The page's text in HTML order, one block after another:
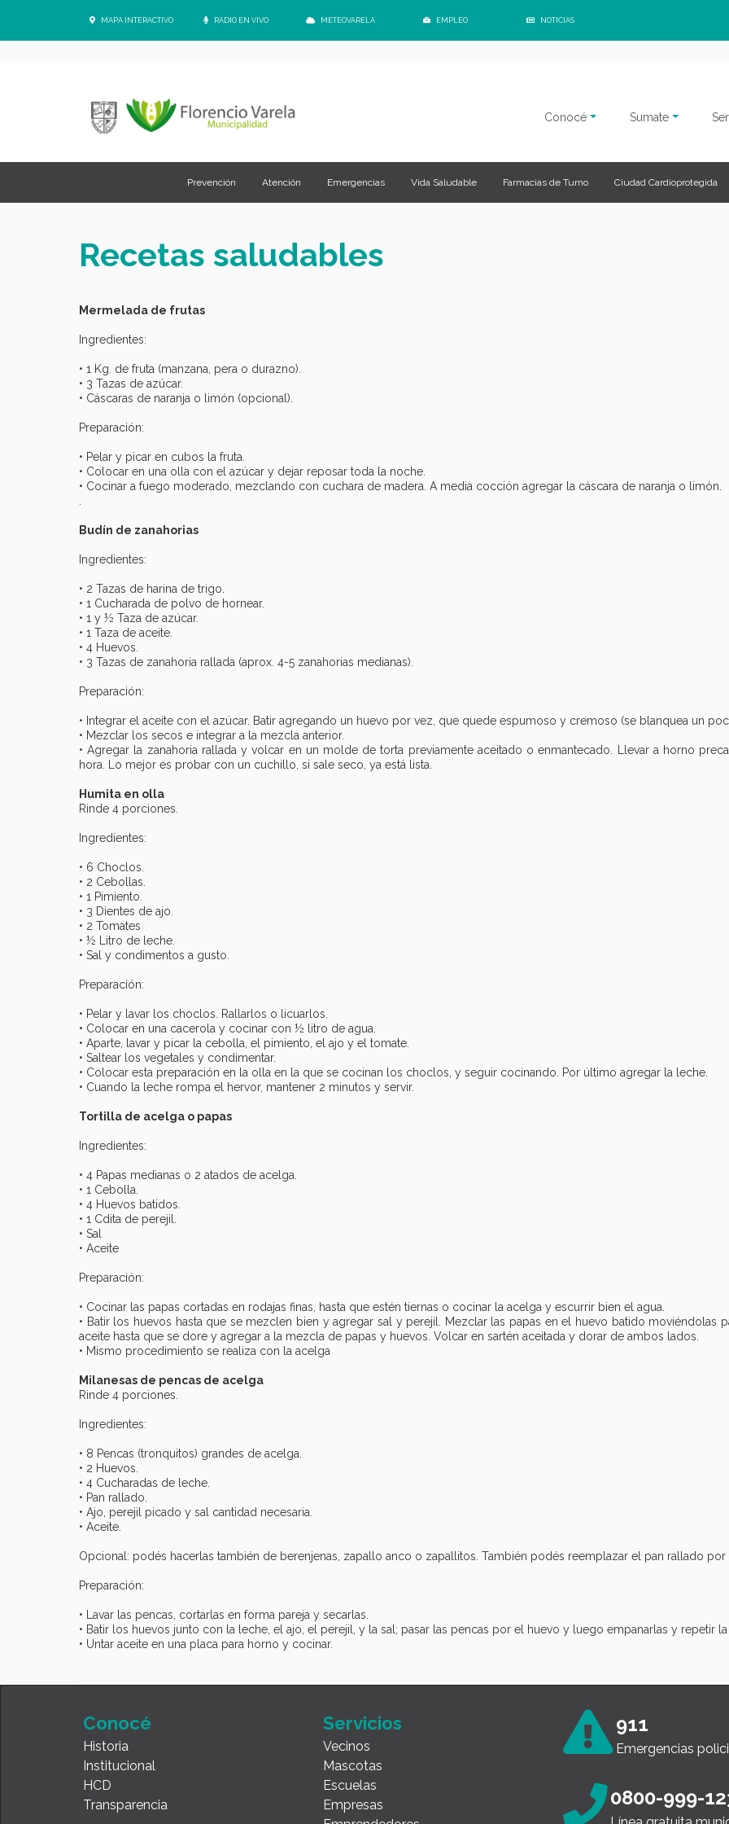
MAPA INTERACTIVO RADIO EN VIVO METEOVARELA EMPLEO NOTICIAS
Conocé Sumate
Prevención Atención Emergencias Vida Saludable Farmacias de Turno Ciudad Cardioprotegida
Recetas saludables
Mermelada de frutas
Ingredientes:
• 1 Kg. de fruta (manzana, pera o durazno).
• 3 Tazas de azúcar.
• Cáscaras de naranja o limón (opcional).
Preparación:
• Pelar y picar en cubos la fruta.
• Colocar en una olla con el azúcar y dejar reposar toda la noche.
• Cocinar a fuego moderado, mezclando con cuchara de madera. A media cocción agregar la cáscara de naranja o limón.
Budín de zanahorias
Ingredientes:
• 2 Tazas de harina de trigo.
• 1 Cucharada de polvo de hornear.
• 1 y ½ Taza de azúcar.
• 1 Taza de aceite.
• 4 Huevos.
• 3 Tazas de zanahoria rallada (aprox. 4-5 zanahorias medianas).
Preparación:
• Integrar el aceite con el azúcar. Batir agregando un huevo por vez, que quede espumoso y cremoso (se blanquea un
• Mezclar los secos e integrar a la mezcla anterior.
• Agregar la zanahoria rallada y volcar en un molde de torta previamente aceitado o enmantecado. Llevar a horno
hora. Lo mejor es probar con un cuchillo, si sale seco, ya está lista.
Humita en olla
Rinde 4 porciones.
Ingredientes:
• 6 Choclos.
• 2 Cebollas.
• 1 Pimiento.
• 3 Dientes de ajo.
• 2 Tomates
• ½ Litro de leche.
• Sal y condimentos a gusto.
Preparación:
• Pelar y lavar los choclos. Rallarlos o licuarlos.
• Colocar en una cacerola y cocinar con ½ litro de agua.
• Aparte, lavar y picar la cebolla, el pimiento, el ajo y el tomate.
• Saltear los vegetales y condimentar.
• Colocar esta preparación en la olla en la que se cocinan los choclos, y seguir cocinando. Por último agregar la leche.
• Cuando la leche rompa el hervor, mantener 2 minutos y servir.
Tortilla de acelga o papas
Ingredientes:
• 4 Papas medianas o 2 atados de acelga.
• 1 Cebolla.
• 4 Huevos batidos.
• 1 Cdita de perejil.
• Sal
• Aceite
Preparación:
• Cocinar las papas cortadas en rodajas finas, hasta que estén tiernas o cocinar la acelga y escurrir bien el agua.
• Batir los huevos hasta que se mezclen bien y agregar sal y perejil. Mezclar las papas en el huevo batido moviéndolas
aceite hasta que se dore y agregar a la mezcla de papas y huevos. Volcar en sartén aceitada y dorar de ambos lados.
• Mismo procedimiento se realiza con la acelga
Milanesas de pencas de acelga
Rinde 4 porciones.
Ingredientes:
• 8 Pencas (tronquitos) grandes de acelga.
• 2 Huevos.
• 4 Cucharadas de leche.
• Pan rallado.
• Ajo, perejil picado y sal cantidad necesaria.
• Aceite.
Opcional: podés hacerlas también de berenjenas, zapallo anco o zapallitos. También podés reemplazar el pan rallado
Preparación:
• Lavar las pencas, cortarlas en forma pareja y secarlas.
• Batir los huevos junto con la leche, el ajo, el perejil, y la sal; pasar las pencas por el huevo y luego empanarlas y repetir
• Untar aceite en una placa para horno y cocinar.
Conocé
Historia
Institucional
HCD
Transparencia
Servicios
Vecinos
Mascotas
Escuelas
Empresas
911
Emergencias
0800-999-